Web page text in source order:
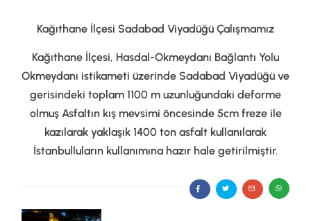
Kağıthane İlçesi Sadabad Viyadüğü Çalışmamız
Kağıthane İlçesi, Hasdal-Okmeydanı Bağlantı Yolu
Okmeydanı istikameti üzerinde Sadabad Viyadüğü ve
gerisindeki toplam 1100 m uzunluğundaki deforme
olmuş Asfaltın kış mevsimi öncesinde 5cm freze ile
kazılarak yaklaşık 1400 ton asfalt kullanılarak
İstanbulluların kullanımına hazır hale getirilmiştir.